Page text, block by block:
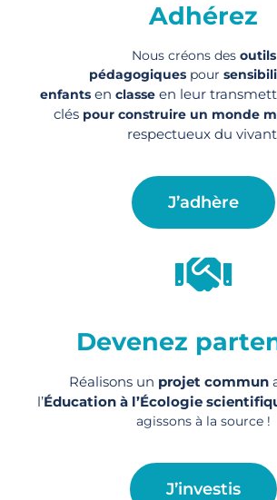
Adhérez
Nous créons des outils
pédagogiquespour
enfantsen classeen leur
clés pour construire un monde
respectueux du
J’adhère
Devenez
Réalisons un projet commun
l’Éducation à l’Écologie
agissons à la source !
J’investis